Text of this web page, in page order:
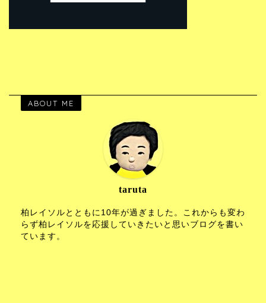
ABOUT ME
taruta
柏レイソルとともに10年が過ぎました。これからも変わ
らず柏レイソルを応援していきたいと思いブログを書い
ています。